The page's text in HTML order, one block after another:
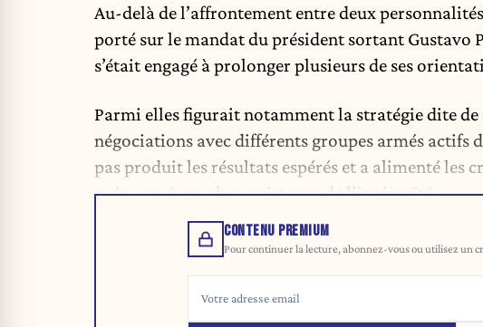
Au-delà de l’affrontement entre deux
porté sur le mandat du président sortant Gustavo
s’était engagé à prolonger plusieurs de ses
Parmi elles figurait notamment la stratégie dite
négociations avec différents groupes armés actifs
pas produit les résultats espérés et a alimenté les
préoccupée par la persistance de l’insécurité.
CONTENU PREMIUM
Pour continuer la lecture, abonnez-vous ou utilisez un